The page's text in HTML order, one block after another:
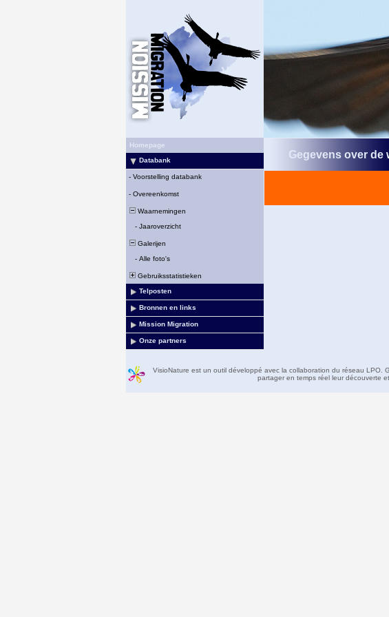
Homepage
Databank
- Voorstelling databank
- Overeenkomst
Waarnemingen
- Jaaroverzicht
Galerijen
- Alle foto's
Gebruiksstatistieken
Telposten
Bronnen en links
Mission Migration
Onze partners
Gegevens over de
VisioNature est un outil développé avec la collaboration du réseau
partager en temps réel leur découverte